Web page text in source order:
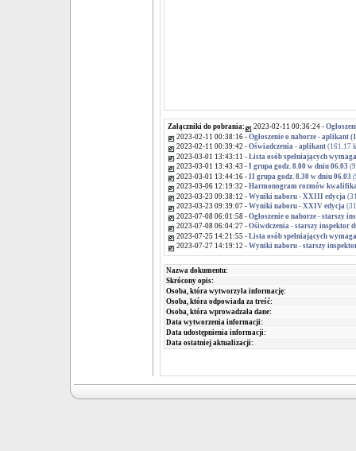
Załączniki do pobrania: 2023-02-11 00:36:24 -
2023-02-11 00:38:16 - Ogłoszenie o naborze - aplikant
2023-02-11 00:39:42 - Oświadczenia - aplikant(161.17
2023-03-01 13:43:11 - Lista osób spełniających
2023-03-01 13:43:43 - I grupa godz. 8.00 w dniu 06.03
2023-03-01 13:44:16 - II grupa godz. 8.30 w dniu 06.03
2023-03-06 12:19:32 - Harmonogram rozmów
2023-03-23 09:38:12 - Wyniki naboru - XXIII edycja
2023-03-23 09:39:07 - Wyniki naboru - XXIV edycja
2023-07-08 06:01:58 - Ogłoszenie o naborze - starszy
2023-07-08 06:04:27 - Ośiwdczenia - starszy inspektor
2023-07-25 14:21:55 - Lista osób spełniających
2023-07-27 14:19:12 - Wyniki naboru - starszy
Nazwa dokumentu:
Skrócony opis:
Osoba, która wytworzyła informację:
Osoba, która odpowiada za treść:
Osoba, która wprowadzała dane:
Data wytworzenia informacji:
Data udostępnienia informacji:
Data ostatniej aktualizacji: